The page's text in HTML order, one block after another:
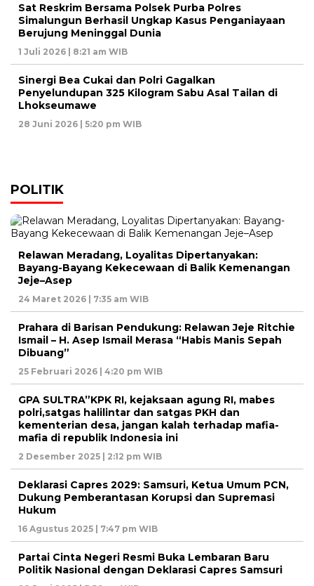
Sat Reskrim Bersama Polsek Purba Polres
Simalungun Berhasil Ungkap Kasus Penganiayaan
Berujung Meninggal Dunia
1 Juli 2026 | 8:21 am WIB
Sinergi Bea Cukai dan Polri Gagalkan
Penyelundupan 325 Kilogram Sabu Asal Tailan di
Lhokseumawe
28 Juni 2026 | 5:20 pm WIB
POLITIK
Relawan Meradang, Loyalitas Dipertanyakan:
Bayang-Bayang Kekecewaan di Balik Kemenangan
Jeje–Asep
24 Maret 2026 | 7:35 am WIB
Prahara di Barisan Pendukung: Relawan Jeje Ritchie
Ismail – H. Asep Ismail Merasa “Habis Manis Sepah
Dibuang”
25 Februari 2026 | 4:20 pm WIB
GPA SULTRA”KPK RI, kejaksaan agung RI, mabes
polri,satgas halilintar dan satgas PKH dan
kementerian desa, jangan kalah terhadap mafia-
mafia di republik Indonesia ini
2 Desember 2025 | 2:12 pm WIB
Deklarasi Capres 2029: Samsuri, Ketua Umum PCN,
Dukung Pemberantasan Korupsi dan Supremasi
Hukum
16 Agustus 2025 | 7:47 pm WIB
Partai Cinta Negeri Resmi Buka Lembaran Baru
Politik Nasional dengan Deklarasi Capres Samsuri